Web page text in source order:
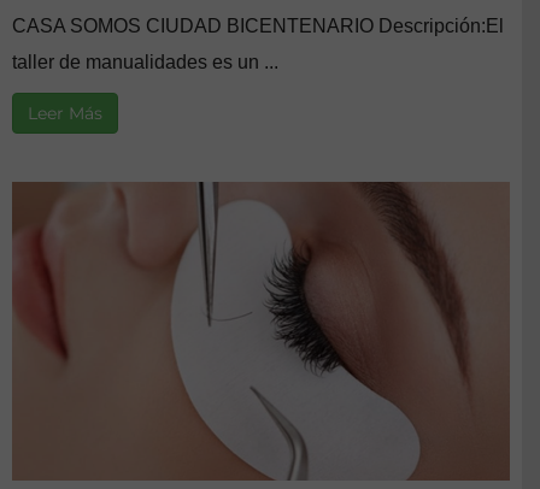
CASA SOMOS CIUDAD BICENTENARIO Descripción:El
taller de manualidades es un ...
Leer Más